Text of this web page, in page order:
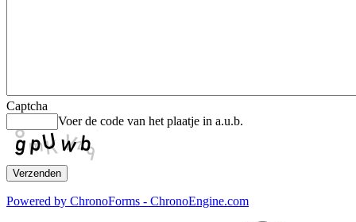
Captcha
Voer de code van het plaatje in a.u.b.
Powered by ChronoForms - ChronoEngine.com